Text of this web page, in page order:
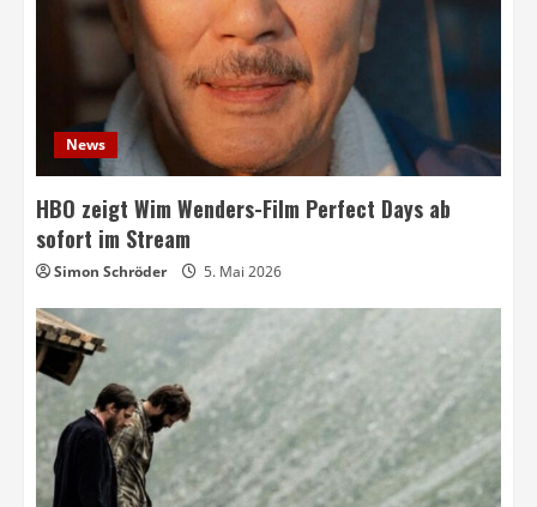
News
HBO zeigt Wim Wenders-Film Perfect Days ab
sofort im Stream
Simon Schröder 5. Mai 2026